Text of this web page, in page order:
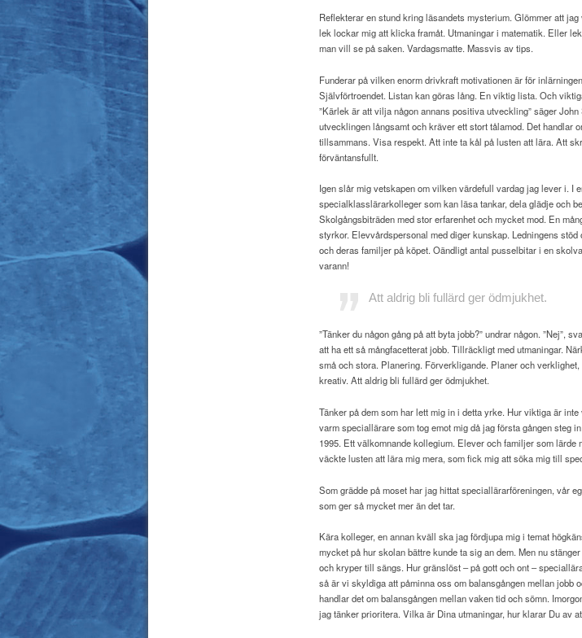
Reflekterar en stund kring läsandets mysterium. Glömmer att
lek lockar mig att klicka framåt. Utmaningar i matematik. Eller
man vill se på saken. Vardagsmatte. Massvis av tips.
Funderar på vilken enorm drivkraft motivationen är för
Självförtroendet. Listan kan göras lång. En viktig lista. Och
”Kärlek är att vilja någon annans positiva utveckling” säger
utvecklingen långsamt och kräver ett stort tålamod. Det handlar
tillsammans. Visa respekt. Att inte ta kål på lusten att lära. Att
förväntansfullt.
Igen slår mig vetskapen om vilken värdefull vardag jag lever i. I
specialklasslärarkolleger som kan läsa tankar, dela glädje och
Skolgångsbiträden med stor erfarenhet och mycket mod. En
styrkor. Elevvårdspersonal med diger kunskap. Ledningens
och deras familjer på köpet. Oändligt antal pusselbitar i en
varann!
Att aldrig bli fullärd ger ödmjukhet.
”Tänker du någon gång på att byta jobb?” undrar någon. ”Nej”,
att ha ett så mångfacetterat jobb. Tillräckligt med utmaningar.
små och stora. Planering. Förverkligande. Planer och
kreativ. Att aldrig bli fullärd ger ödmjukhet.
Tänker på dem som har lett mig in i detta yrke. Hur viktiga är
varm speciallärare som tog emot mig då jag första gången steg
1995. Ett välkomnande kollegium. Elever och familjer som lärde
väckte lusten att lära mig mera, som fick mig att söka mig till
Som grädde på moset har jag hittat speciallärarföreningen, vår
som ger så mycket mer än det tar.
Kära kolleger, en annan kväll ska jag fördjupa mig i temat
mycket på hur skolan bättre kunde ta sig an dem. Men nu
och kryper till sängs. Hur gränslöst – på gott och ont –
så är vi skyldiga att påminna oss om balansgången mellan jobb
handlar det om balansgången mellan vaken tid och sömn.
jag tänker prioritera. Vilka är Dina utmaningar, hur klarar Du av